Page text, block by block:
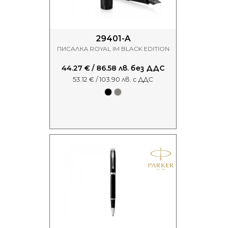
29401-A
ПИСАЛКА ROYAL IM BLACK EDITION
44.27 € / 86.58 лв. без ДДС
53.12 € / 103.90 лв. с ДДС